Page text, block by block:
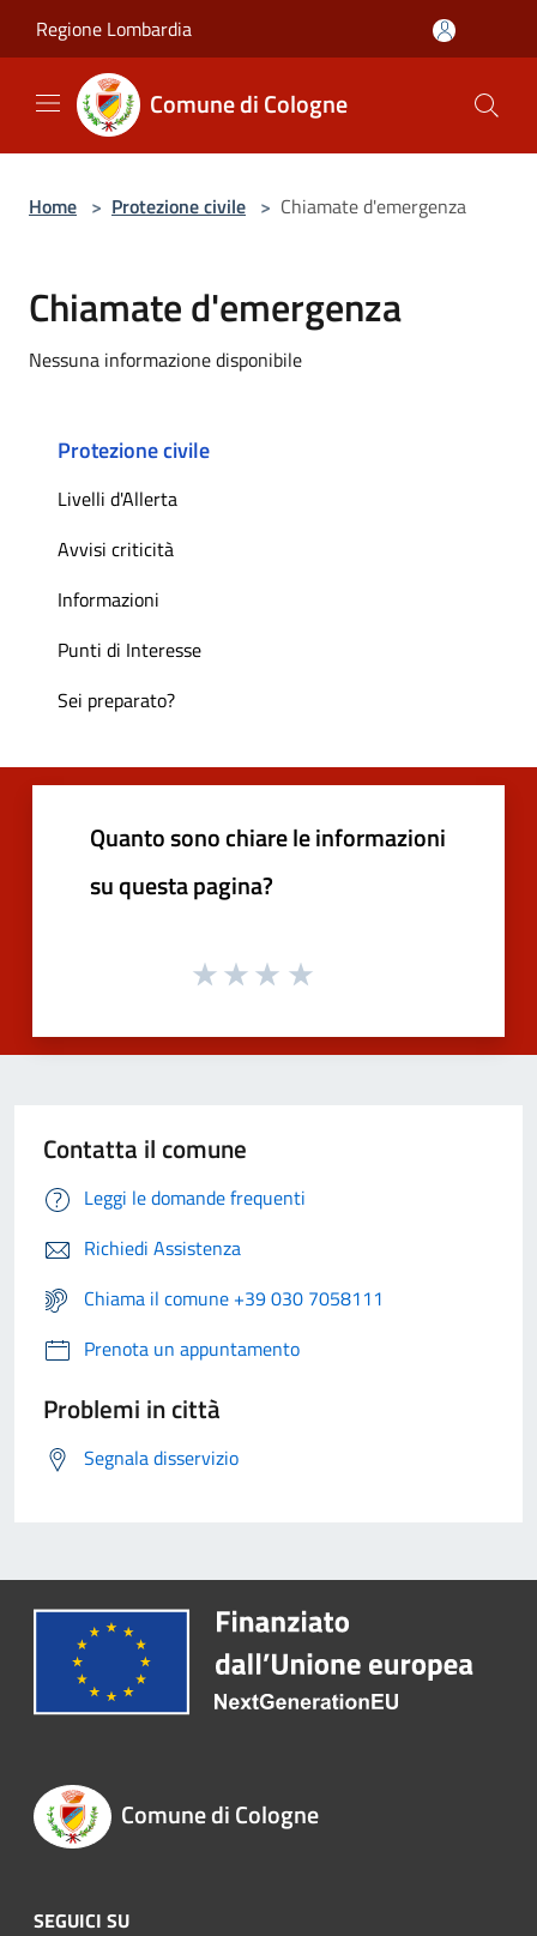
Regione Lombardia
Comune di Cologne
Home > Protezione civile > Chiamate d'emergenza
Chiamate d'emergenza
Nessuna informazione disponibile
Protezione civile
Livelli d'Allerta
Avvisi criticità
Informazioni
Punti di Interesse
Sei preparato?
Quanto sono chiare le informazioni
su questa pagina?
Contatta il comune
Leggi le domande frequenti
Richiedi Assistenza
Chiama il comune +39 030 7058111
Prenota un appuntamento
Problemi in città
Segnala disservizio
Comune di Cologne
SEGUICI SU